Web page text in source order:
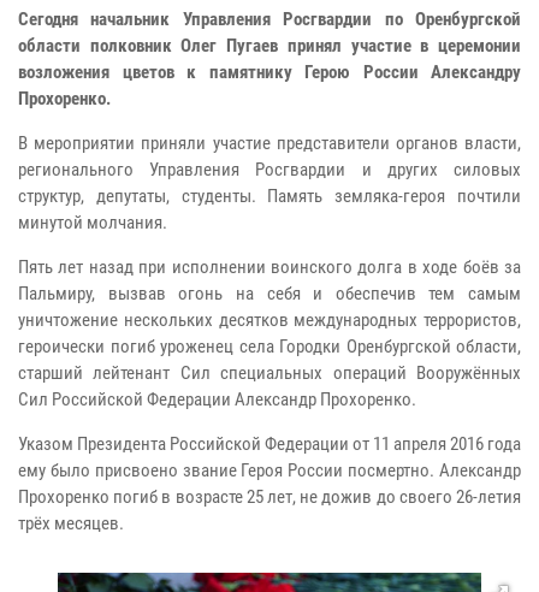
Сегодня начальник Управления Росгвардии по Оренбургской
области полковник Олег Пугаев принял участие в церемонии
возложения цветов к памятнику Герою России Александру
Прохоренко.
В мероприятии приняли участие представители органов власти,
регионального Управления Росгвардии и других силовых
структур, депутаты, студенты. Память земляка-героя почтили
минутой молчания.
Пять лет назад при исполнении воинского долга в ходе боёв за
Пальмиру, вызвав огонь на себя и обеспечив тем самым
уничтожение нескольких десятков международных террористов,
героически погиб уроженец села Городки Оренбургской области,
старший лейтенант Сил специальных операций Вооружённых
Сил Российской Федерации Александр Прохоренко.
Указом Президента Российской Федерации от 11 апреля 2016 года
ему было присвоено звание Героя России посмертно. Александр
Прохоренко погиб в возрасте 25 лет, не дожив до своего 26-летия
трёх месяцев.